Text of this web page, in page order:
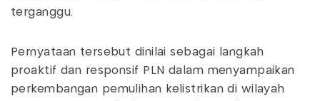
terganggu.
Pernyataan tersebut dinilai sebagai langkah
proaktif dan responsif PLN dalam menyampaikan
perkembangan pemulihan kelistrikan di wilayah